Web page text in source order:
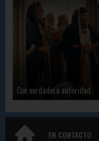
Con verdadera autoridad
EN CONTACTO